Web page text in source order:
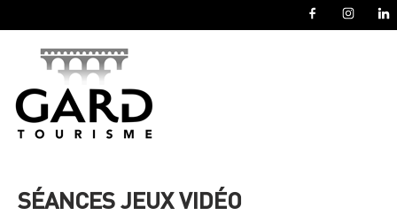
SÉANCES JEUX VIDÉO